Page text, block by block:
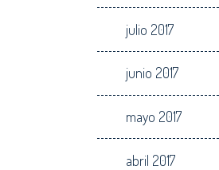
julio 2017
junio 2017
mayo 2017
abril 2017